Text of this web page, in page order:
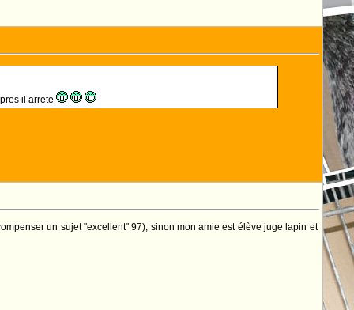
il arrete
un sujet "excellent" 97), sinon mon amie est élève juge lapin et